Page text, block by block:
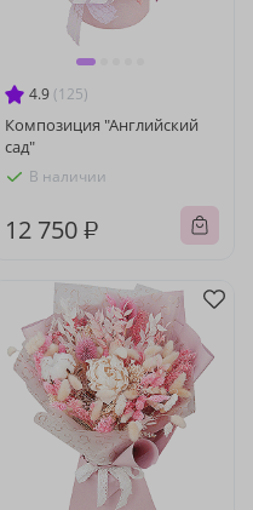
4.9 (125)
Композиция "Английский
сад"
В наличии
12 750 ₽